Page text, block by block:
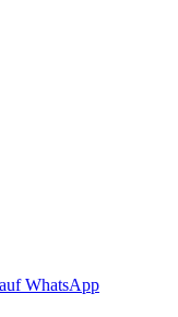
WhatsApp